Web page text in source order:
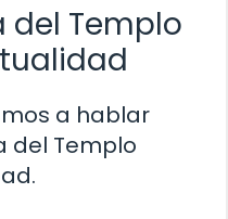
del Templo
a hablar
del Templo